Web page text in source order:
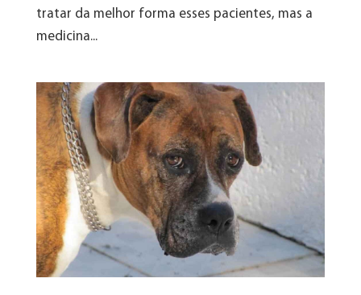
tratar da melhor forma esses pacientes, mas a
medicina...